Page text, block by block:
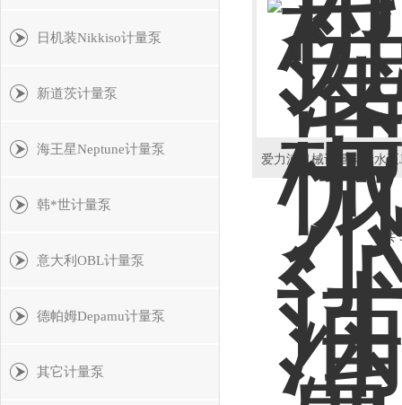
日机装Nikkiso计量泵
新道茨计量泵
海王星Neptune计量泵
韩*世计量泵
意大利OBL计量泵
德帕姆Depamu计量泵
其它计量泵